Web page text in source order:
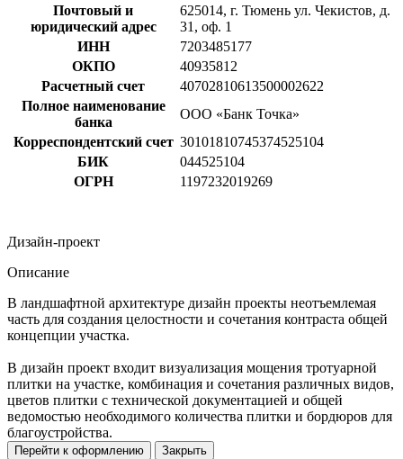
Почтовый и
юридический адрес
625014, г. Тюмень ул. Чекистов, д.
31, оф. 1
ИНН
7203485177
ОКПО
40935812
Расчетный счет
40702810613500002622
Полное наименование
банка
ООО «Банк Точка»
Корреспондентский счет 30101810745374525104
БИК
044525104
ОГРН
1197232019269
Дизайн-проект
Описание
В ландшафтной архитектуре дизайн проекты неотъемлемая
часть для создания целостности и сочетания контраста общей
концепции участка.
В дизайн проект входит визуализация мощения тротуарной
плитки на участке, комбинация и сочетания различных видов,
цветов плитки с технической документацией и общей
ведомостью необходимого количества плитки и бордюров для
благоустройства.
Перейти к оформлению Закрыть